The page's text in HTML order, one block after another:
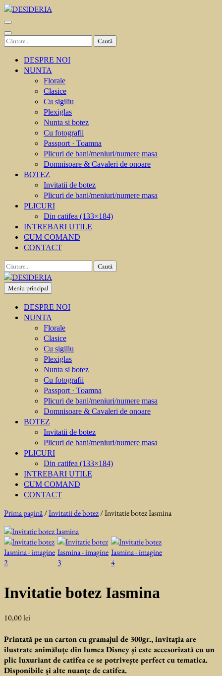
Sari
la
conținut
(apasă
Caută
DESPRE NOI
NUNTA
Florale
Clasice
Cu sigiliu
Plexiglas
Nunta si botez
Cu fotografii
Passport · Toamna
Plicuri de bani/meniuri/numere masa
Domnisoare & Cavaleri de onoare
BOTEZ
Invitatii de botez
Plicuri de bani/meniuri/numere masa
PLICURI
Din catifea (133×184)
INTREBARI UTILE
CUM COMAND
CONTACT
Caută
după:
DESIDERIA
Creator de invitati
Meniu principal
DESPRE NOI
NUNTA
Florale
Clasice
Cu sigiliu
Plexiglas
Nunta si botez
Cu fotografii
Passport · Toamna
Plicuri de bani/meniuri/numere masa
Domnisoare & Cavaleri de onoare
BOTEZ
Invitatii de botez
Plicuri de bani/meniuri/numere masa
PLICURI
Din catifea (133×184)
INTREBARI UTILE
CUM COMAND
CONTACT
Prima pagină/Invitatii de botez/ Invitatie botez Iasmina
Invitatie botez Iasmina
10,00lei
Printată pe un carton cu gramajul de 300gr., invitaţia are
ilustrate animăluțe din lumea Disney și este accesorizată cu un
plic luxuriant de catifea ce se potriveşte perfect cu tematica.
Disponibile și alte nuanțe de catifea.